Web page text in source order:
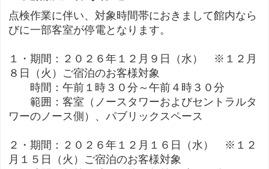
点検作業に伴い、対象時間帯におきまして館内なら
びに一部客室が停電となります。
１・期間：２０２６年１２月９日（水） ※１２月
８日（火）ご宿泊のお客様対象
時間：午前１時３０分～午前４時３０分
範囲：客室（ノースタワーおよびセントラルタ
ワーのノース側）、パブリックスペース
２・期間：２０２６年１２月１６日（水） ※１２
月１５日（火）ご宿泊のお客様対象